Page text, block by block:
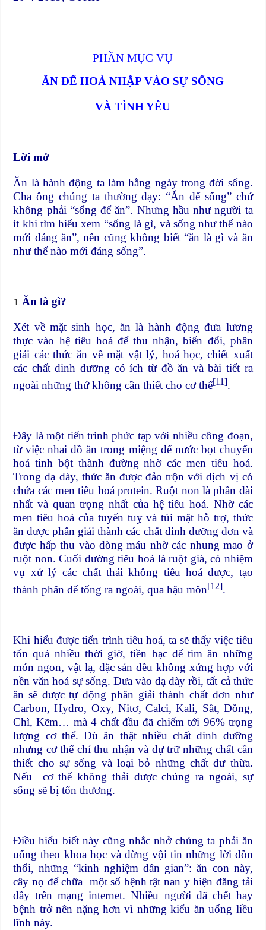
PHẦN MỤC VỤ
ĂN ĐỂ HOÀ NHẬP VÀO SỰ SỐNG
VÀ TÌNH YÊU
Lời mở
Ăn là hành động ta làm hằng ngày trong đời sống.
Cha ông chúng ta thường dạy: “Ăn để sống” chứ
không phải “sống để ăn”. Nhưng hầu như người ta
ít khi tìm hiểu xem “sống là gì, và sống như thế nào
mới đáng ăn”, nên cũng không biết “ăn là gì và ăn
như thế nào mới đáng sống”.
Ăn là gì?
Xét về mặt sinh học, ăn là hành động đưa lương
thực vào hệ tiêu hoá để thu nhận, biến đổi, phân
giải các thức ăn về mặt vật lý, hoá học, chiết xuất
các chất dinh dưỡng có ích từ đồ ăn và bài tiết ra
ngoài những thứ không cần thiết cho cơ thể[11].
Đây là một tiến trình phức tạp với nhiều công đoạn,
từ việc nhai đồ ăn trong miệng để nước bọt chuyển
hoá tinh bột thành đường nhờ các men tiêu hoá.
Trong dạ dày, thức ăn được đảo trộn với dịch vị có
chứa các men tiêu hoá protein. Ruột non là phần dài
nhất và quan trọng nhất của hệ tiêu hoá. Nhờ các
men tiêu hoá của tuyến tuỵ và túi mật hỗ trợ, thức
ăn được phân giải thành các chất dinh dưỡng đơn và
được hấp thu vào dòng máu nhờ các nhung mao ở
ruột non. Cuối đường tiêu hoá là ruột già, có nhiệm
vụ xử lý các chất thải không tiêu hoá được, tạo
thành phân để tống ra ngoài, qua hậu môn[12].
Khi hiểu được tiến trình tiêu hoá, ta sẽ thấy việc tiêu
tốn quá nhiều thời giờ, tiền bạc để tìm ăn những
món ngon, vật lạ, đặc sản đều không xứng hợp với
nền văn hoá sự sống. Đưa vào dạ dày rồi, tất cả thức
ăn sẽ được tự động phân giải thành chất đơn như
Carbon, Hydro, Oxy, Nitơ, Calci, Kali, Sắt, Đồng,
Chì, Kẽm… mà 4 chất đầu đã chiếm tới 96% trọng
lượng cơ thể. Dù ăn thật nhiều chất dinh dưỡng
nhưng cơ thể chỉ thu nhận và dự trữ những chất cần
thiết cho sự sống và loại bỏ những chất dư thừa.
Nếu cơ thể không thải được chúng ra ngoài, sự
sống sẽ bị tổn thương.
Điều hiểu biết này cũng nhắc nhở chúng ta phải ăn
uống theo khoa học và đừng vội tin những lời đồn
thổi, những “kinh nghiệm dân gian”: ăn con này,
cây nọ để chữa một số bệnh tật nan y hiện đăng tải
đầy trên mạng internet. Nhiều người đã chết hay
bệnh trở nên nặng hơn vì những kiểu ăn uống liều
lĩnh này.